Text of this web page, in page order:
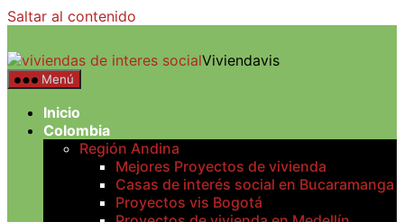
Saltar al contenido
Viviendavis
Menú
Inicio
Colombia
Región Andina
Mejores Proyectos de vivienda
Casas de interés social en Bucaramanga
Proyectos vis Bogotá